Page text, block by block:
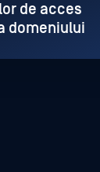
de acces
domeniului